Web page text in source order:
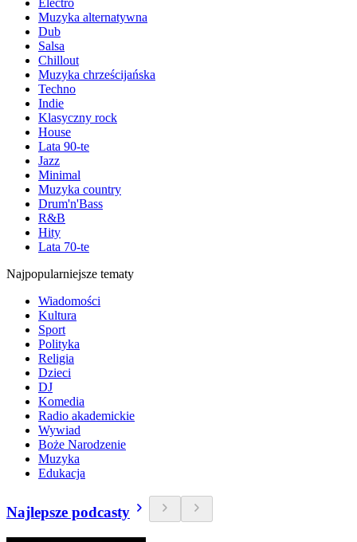
Electro
Muzyka alternatywna
Dub
Salsa
Chillout
Muzyka chrześcijańska
Techno
Indie
Klasyczny rock
House
Lata 90-te
Jazz
Minimal
Muzyka country
Drum'n'Bass
R&B
Hity
Lata 70-te
Najpopularniejsze tematy
Wiadomości
Kultura
Sport
Polityka
Religia
Dzieci
DJ
Komedia
Radio akademickie
Wywiad
Boże Narodzenie
Muzyka
Edukacja
Najlepsze podcasty